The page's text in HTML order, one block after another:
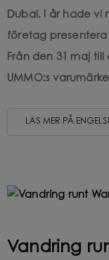
Dubai. I år hade vi
företag presentera
Från den 31 maj till
UMMO:s
LÄS MER PÅ
Vandring